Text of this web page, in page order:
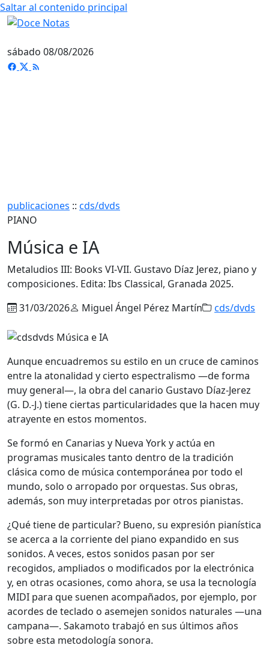
Saltar al contenido principal
sábado 08/08/2026
publicaciones :: cds/dvds
PIANO
Música e IA
Metaludios III: Books VI-VII. Gustavo Díaz Jerez, piano y
composiciones. Edita: Ibs Classical, Granada 2025.
31/03/2026
Miguel Ángel Pérez Martín cds/dvds
Aunque encuadremos su estilo en un cruce de caminos
entre la atonalidad y cierto espectralismo —de forma
muy general—, la obra del canario Gustavo Díaz-Jerez
(G. D.-J.) tiene ciertas particularidades que la hacen muy
atrayente en estos momentos.
Se formó en Canarias y Nueva York y actúa en
programas musicales tanto dentro de la tradición
clásica como de música contemporánea por todo el
mundo, solo o arropado por orquestas. Sus obras,
además, son muy interpretadas por otros pianistas.
¿Qué tiene de particular? Bueno, su expresión pianística
se acerca a la corriente del piano expandido en sus
sonidos. A veces, estos sonidos pasan por ser
recogidos, ampliados o modificados por la electrónica
y, en otras ocasiones, como ahora, se usa la tecnología
MIDI para que suenen acompañados, por ejemplo, por
acordes de teclado o asemejen sonidos naturales —una
campana—. Sakamoto trabajó en sus últimos años
sobre esta metodología sonora.